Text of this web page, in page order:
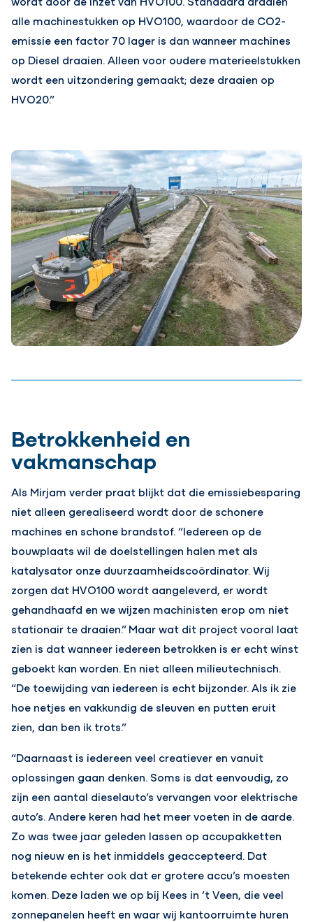
alle machinestukken op HVO100, waardoor de CO2-
emissie een factor 70 lager is dan wanneer machines
op Diesel draaien. Alleen voor oudere materieelstukken
wordt een uitzondering gemaakt; deze draaien op
HVO20.”
Betrokkenheid en
vakmanschap
Als Mirjam verder praat blijkt dat die emissiebesparing
niet alleen gerealiseerd wordt door de schonere
machines en schone brandstof. “Iedereen op de
bouwplaats wil de doelstellingen halen met als
katalysator onze duurzaamheidscoördinator. Wij
zorgen dat HVO100 wordt aangeleverd, er wordt
gehandhaafd en we wijzen machinisten erop om niet
stationair te draaien.” Maar wat dit project vooral laat
zien is dat wanneer iedereen betrokken is er echt winst
geboekt kan worden. En niet alleen milieutechnisch.
“De toewijding van iedereen is echt bijzonder. Als ik zie
hoe netjes en vakkundig de sleuven en putten eruit
zien, dan ben ik trots.”
“Daarnaast is iedereen veel creatiever en vanuit
oplossingen gaan denken. Soms is dat eenvoudig, zo
zijn een aantal dieselauto’s vervangen voor elektrische
auto’s. Andere keren had het meer voeten in de aarde.
Zo was twee jaar geleden lassen op accupakketten
nog nieuw en is het inmiddels geaccepteerd. Dat
betekende echter ook dat er grotere accu’s moesten
komen. Deze laden we op bij Kees in ’t Veen, die veel
zonnepanelen heeft en waar wij kantoorruimte huren